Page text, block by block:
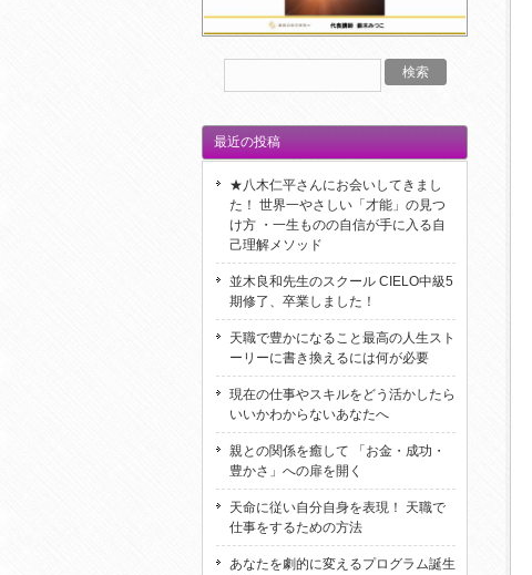
最近の投稿
★八木仁平さんにお会いしてきまし
た！ 世界一やさしい「才能」の見つ
け方 ・一生ものの自信が手に入る自
己理解メソッド
並木良和先生のスクール CIELO中級5
期修了、卒業しました！
天職で豊かになること最高の人生スト
ーリーに書き換えるには何が必要
現在の仕事やスキルをどう活かしたら
いいかわからないあなたへ
親との関係を癒して 「お金・成功・
豊かさ」への扉を開く
天命に従い自分自身を表現！ 天職で
仕事をするための方法
あなたを劇的に変えるプログラム誕生